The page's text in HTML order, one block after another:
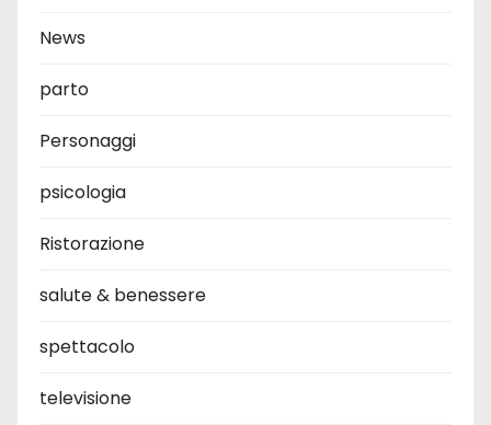
News
parto
Personaggi
psicologia
Ristorazione
salute & benessere
spettacolo
televisione